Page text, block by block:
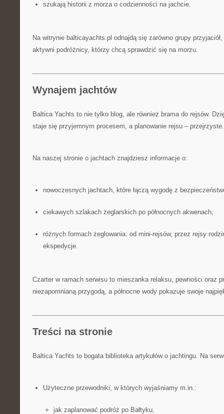
szukają historii z morza o codzienności na jachcie.
Na witrynie balticayachts.pl odnajdą się zarówno grupy
aktywni podróżnicy, którzy chcą sprawdzić się na morzu.
Wynajem jachtów
Baltica Yachts to nie tylko blog, ale również brama do rejsów.
staje się przyjemnym procesem, a planowanie rejsu – przejrzyste.
Na naszej stronie o jachtach znajdziesz informacje o:
nowoczesnych jachtach, które łączą wygodę z
ciekawych szlakach żeglarskich po północnych akwenach,
różnych formach żeglowania: od mini-rejsów, przez rejsy
ekspedycje.
Czarter w ramach serwisu to mieszanka relaksu, pewności oraz
niezapomnianą przygodą, a północne wody pokazuje swoje
Treści na stronie
Baltica Yachts to bogata biblioteka artykułów o jachtingu. Na
Użyteczne przewodniki, w których wyjaśniamy m.in.:
jak zaplanować podróż po Bałtyku,